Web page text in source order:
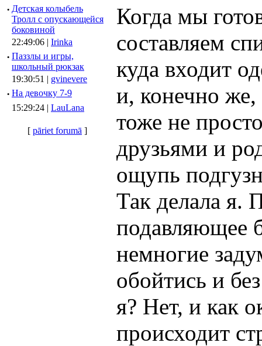
· Детская колыбель
Тролл с опускающейся
боковиной
22:49:06 | Irinka
· Паззлы и игры,
школьный рюкзак
19:30:51 | gvinevere
· Hа девочку 7-9
15:29:24 | LauLana
[ pāriet forumā ]
Когда мы
составляем
куда входит
и, конечно
тоже не
друзьями и
ощупь
Так делала я.
подавляющее
немногие
обойтись и
я? Нет, и как
происходит